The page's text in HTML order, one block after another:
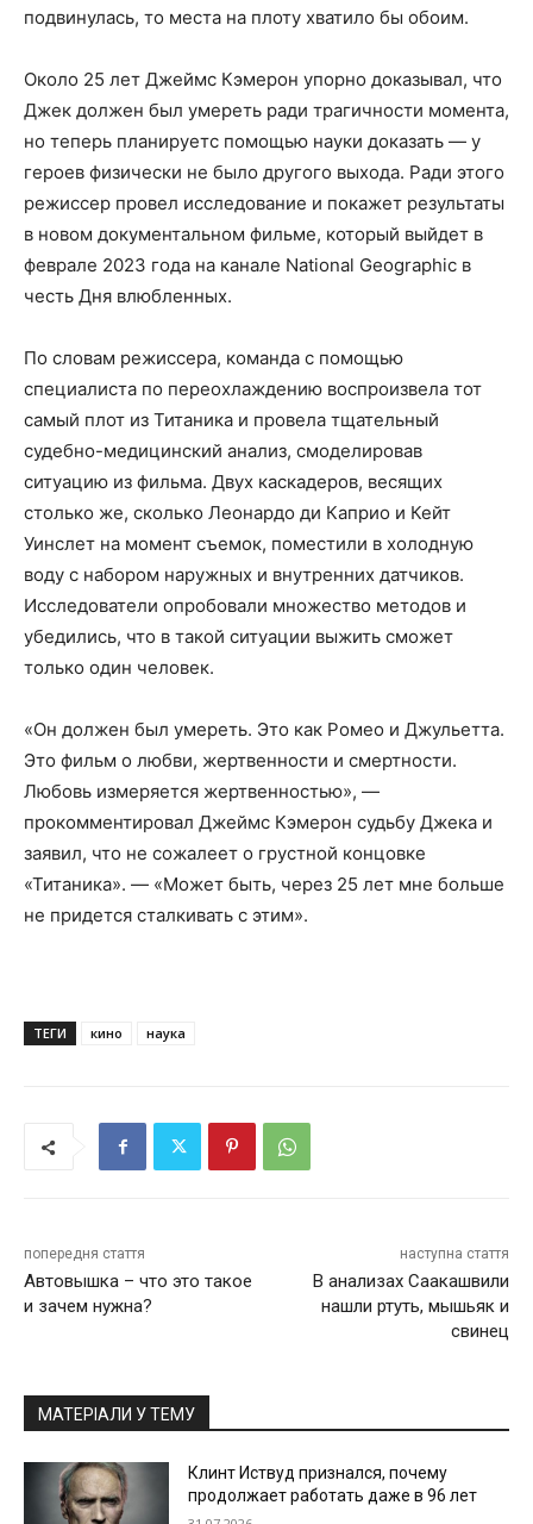
подвинулась, то места на плоту хватило бы обоим.
Около 25 лет Джеймс Кэмерон упорно доказывал, что
Джек должен был умереть ради трагичности момента,
но теперь планируетс помощью науки доказать — у
героев физически не было другого выхода. Ради этого
режиссер провел исследование и покажет результаты
в новом документальном фильме, который выйдет в
феврале 2023 года на канале National Geographic в
честь Дня влюбленных.
По словам режиссера, команда с помощью
специалиста по переохлаждению воспроизвела тот
самый плот из Титаника и провела тщательный
судебно-медицинский анализ, смоделировав
ситуацию из фильма. Двух каскадеров, весящих
столько же, сколько Леонардо ди Каприо и Кейт
Уинслет на момент съемок, поместили в холодную
воду с набором наружных и внутренних датчиков.
Исследователи опробовали множество методов и
убедились, что в такой ситуации выжить сможет
только один человек.
«Он должен был умереть. Это как Ромео и Джульетта.
Это фильм о любви, жертвенности и смертности.
Любовь измеряется жертвенностью», —
прокомментировал Джеймс Кэмерон судьбу Джека и
заявил, что не сожалеет о грустной концовке
«Титаника». — «Может быть, через 25 лет мне больше
не придется сталкивать с этим».
ТЕГИ кино наука
попередня стаття
Автовышка – что это такое
и зачем нужна?
наступна стаття
В анализах Саакашвили
нашли ртуть, мышьяк и
свинец
МАТЕРІАЛИ У ТЕМУ
Клинт Иствуд признался, почему
продолжает работать даже в 96 лет